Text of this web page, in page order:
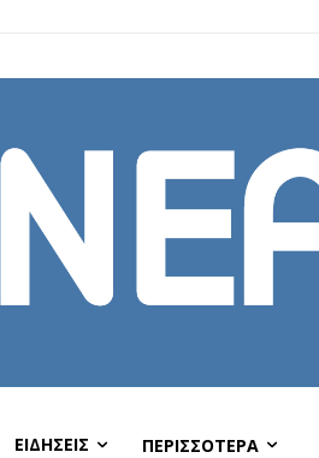
EIΔΗΣΕΙΣ ΠΕΡΙΣΣΟΤΕΡΑ